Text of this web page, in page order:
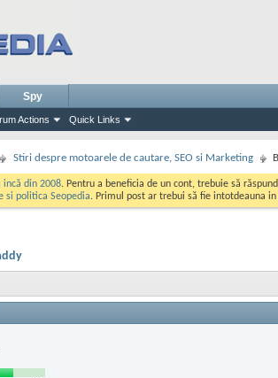
Actions Quick Links
Spy
Stiri despre motoarele de cautare, SEO si Marketing
incă din 2008. Pentru a beneficia de un cont, trebuie să
si politica Seopedia. Primul post ar trebui să fie intotdeauna in